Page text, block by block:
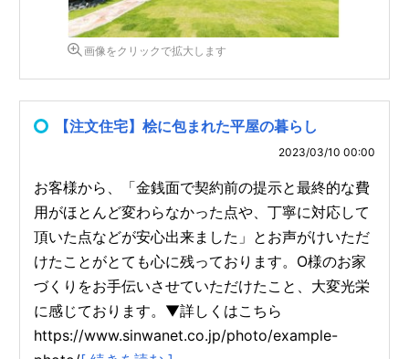
画像をクリックで拡大します
【注文住宅】桧に包まれた平屋の暮らし
2023/03/10 00:00
お客様から、「金銭面で契約前の提示と最終的な費
用がほとんど変わらなかった点や、丁寧に対応して
頂いた点などが安心出来ました」とお声がけいただ
けたことがとても心に残っております。O様のお家
づくりをお手伝いさせていただけたこと、大変光栄
に感じております。▼詳しくはこちら
https://www.sinwanet.co.jp/photo/example-